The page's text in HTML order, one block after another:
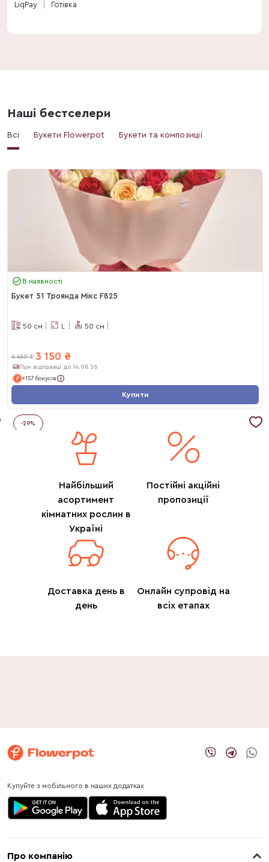
LiqPay Готівка
Наші бестселери
Всі Букети Flowerpot Букети та композиції
В наявності
Букет 51 Троянда Мікс F825
50 см L 50 см
4 450 ₴ 3 150 ₴
При відправці до 14.08.26
+157 бонусів
Купити
-29%
Найбільший
асортимент
кімнатних рослин в
Україні
Постійні акційні
пропозиції
Доставка день в
день
Онлайн супровід на
всіх етапах
Купуйте з мобільного в наших додатках
Про компанію